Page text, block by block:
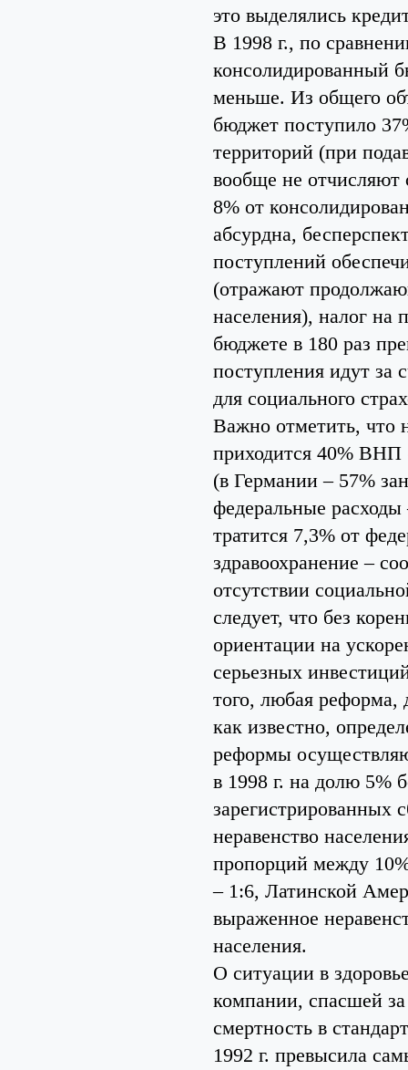
это выделялись
В 1998 г., по
консолидированный
меньше. Из общего
бюджет поступило
территорий (при
вообще не отчисляют
8% от
абсурдна,
поступлений
(отражают
населения), налог
бюджете в 180 раз
поступления идут за
для социального
Важно отметить, что
приходится 40% ВНП
(в Германии – 57%
федеральные
тратится 7,3% от
здравоохранение –
отсутствии
следует, что без
ориентации на
серьезных
того, любая реформа,
как известно,
реформы
в 1998 г. на долю 5%
зарегистрированных
неравенство
пропорций между
– 1:6, Латинской
выраженное
населения.
О ситуации в
компании, спасшей
смертность в
1992 г. превысила